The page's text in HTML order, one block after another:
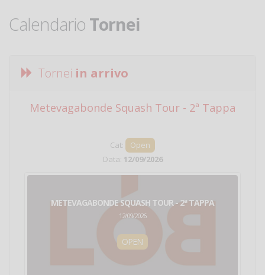
Calendario Tornei
Tornei in arrivo
Metevagabonde Squash Tour - 2ª Tappa
Cat:
Open
Data: 12/09/2026
METEVAGABONDE SQUASH TOUR - 2ª TAPPA
12/09/2026
OPEN